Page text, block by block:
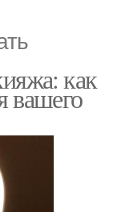
как
вашего